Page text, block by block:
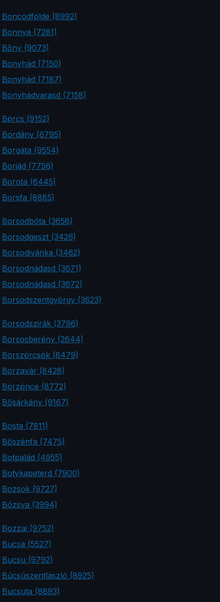
Boncodfölde (8992)
Bonnya (7281)
Bőny (9073)
Bonyhád (7150)
Bonyhád (7187)
Bonyhádvarasd (7158)
Börcs (9152)
Bordány (6795)
Borgáta (9554)
Borjád (7756)
Borota (6445)
Borsfa (8885)
Borsodbóta (3658)
Borsodgeszt (3426)
Borsodivánka (3462)
Borsodnádasd (3671)
Borsodnádasd (3672)
Borsodszentgyörgy (3623)
Borsodszirák (3796)
Borsosberény (2644)
Borszörcsök (8479)
Borzavár (8428)
Börzönce (8772)
Bősárkány (9167)
Bosta (7811)
Bőszénfa (7475)
Botpalád (4955)
Botykapeterd (7900)
Bozsok (9727)
Bózsva (3994)
Bozzai (9752)
Bucsa (5527)
Bucsu (9792)
Búcsúszentlászló (8925)
Bucsuta (8893)